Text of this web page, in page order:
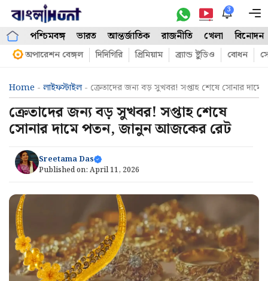
Skip
content
3
পশ্চিমবঙ্গ ভারত আন্তর্জাতিক রাজনীতি খেলা বিনোদন
অপারেশন বেঙ্গল দিদিগিরি প্রিমিয়াম ব্র্যান্ড ষ্টুডিও বোধন
Home - লাইফস্টাইল- ক্রেতাদের জন্য বড় সুখবর! সপ্তাহ শেষে সোনার
ক্রেতাদের জন্য বড় সুখবর! সপ্তাহ শেষে
সোনার দামে পতন, জানুন আজকের রেট
Sreetama Das
Published on: April 11, 2026